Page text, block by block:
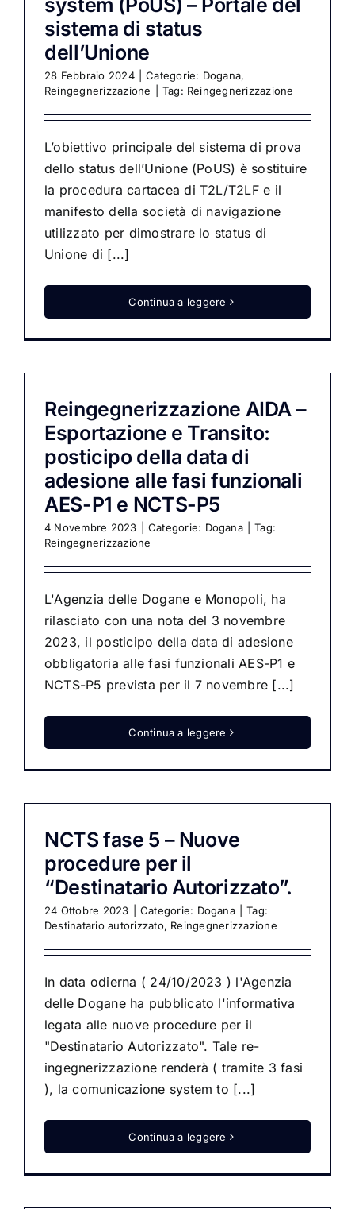
system (PoUS) – Portale del
sistema di status
dell’Unione
28 Febbraio 2024 Categorie: Dogana,
Reingegnerizzazione
Tag: Reingegnerizzazione
L’obiettivo principale del sistema di prova
dello status dell’Unione (PoUS) è sostituire
la procedura cartacea di T2L/T2LF e il
manifesto della società di navigazione
utilizzato per dimostrare lo status di
Unione di [...]
Continua a leggere
Reingegnerizzazione AIDA –
Esportazione e Transito:
posticipo della data di
adesione alle fasi funzionali
AES-P1 e NCTS-P5
4 Novembre 2023 Categorie: Dogana
Tag:
Reingegnerizzazione
L'Agenzia delle Dogane e Monopoli, ha
rilasciato con una nota del 3 novembre
2023, il posticipo della data di adesione
obbligatoria alle fasi funzionali AES-P1 e
NCTS-P5 prevista per il 7 novembre [...]
Continua a leggere
NCTS fase 5 – Nuove
procedure per il
“Destinatario Autorizzato”.
24 Ottobre 2023 Categorie: Dogana
Tag:
Destinatario autorizzato, Reingegnerizzazione
In data odierna ( 24/10/2023 ) l'Agenzia
delle Dogane ha pubblicato l'informativa
legata alle nuove procedure per il
"Destinatario Autorizzato". Tale re-
ingegnerizzazione renderà ( tramite 3 fasi
), la comunicazione system to [...]
Continua a leggere